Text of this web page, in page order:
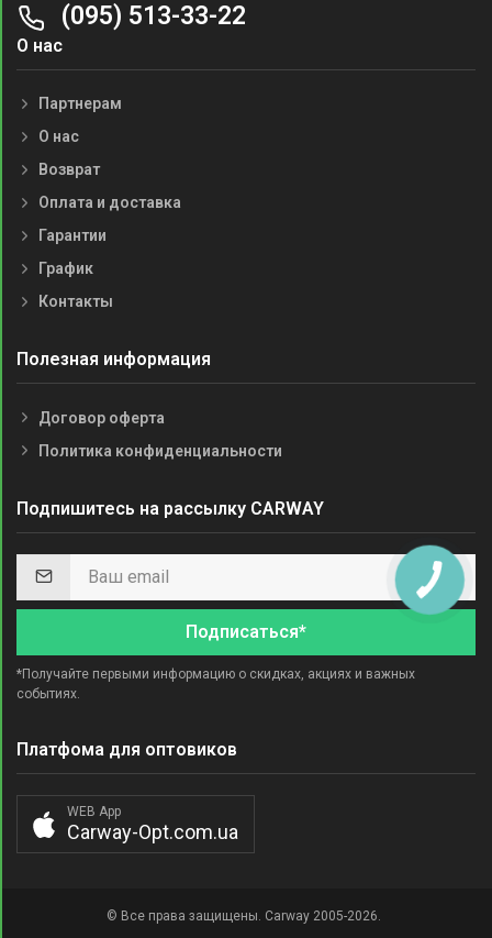
(095) 513-33-22
О нас
Партнерам
О нас
Возврат
Оплата и доставка
Гарантии
График
Контакты
Полезная информация
Договор оферта
Политика конфиденциальности
Подпишитесь на рассылку CARWAY
Подписаться*
*Получайте первыми информацию о скидках, акциях и важных
событиях.
Платфома для оптовиков
WEB App
Carway-Opt.com.ua
© Все права защищены. Carway 2005-2026.